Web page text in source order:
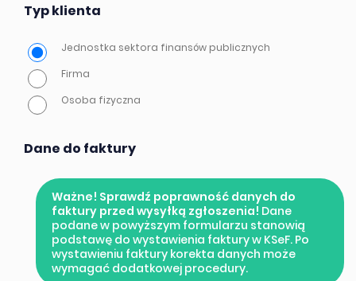
Typ klienta
Jednostka sektora finansów publicznych
Firma
Osoba fizyczna
Dane do faktury
Ważne! Sprawdź poprawność danych do
faktury przed wysyłką zgłoszenia! Dane
podane w powyższym formularzu stanowią
podstawę do wystawienia faktury w KSeF. Po
wystawieniu faktury korekta danych może
wymagać dodatkowej procedury.